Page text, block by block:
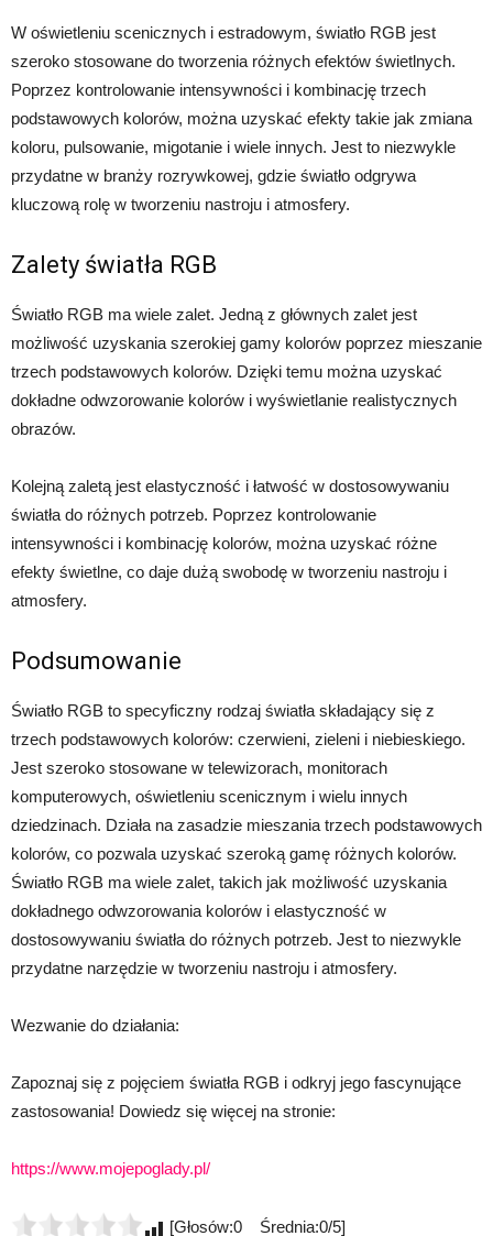
W oświetleniu scenicznych i estradowym, światło RGB jest
szeroko stosowane do tworzenia różnych efektów świetlnych.
Poprzez kontrolowanie intensywności i kombinację trzech
podstawowych kolorów, można uzyskać efekty takie jak zmiana
koloru, pulsowanie, migotanie i wiele innych. Jest to niezwykle
przydatne w branży rozrywkowej, gdzie światło odgrywa
kluczową rolę w tworzeniu nastroju i atmosfery.
Zalety światła RGB
Światło RGB ma wiele zalet. Jedną z głównych zalet jest
możliwość uzyskania szerokiej gamy kolorów poprzez mieszanie
trzech podstawowych kolorów. Dzięki temu można uzyskać
dokładne odwzorowanie kolorów i wyświetlanie realistycznych
obrazów.
Kolejną zaletą jest elastyczność i łatwość w dostosowywaniu
światła do różnych potrzeb. Poprzez kontrolowanie
intensywności i kombinację kolorów, można uzyskać różne
efekty świetlne, co daje dużą swobodę w tworzeniu nastroju i
atmosfery.
Podsumowanie
Światło RGB to specyficzny rodzaj światła składający się z
trzech podstawowych kolorów: czerwieni, zieleni i niebieskiego.
Jest szeroko stosowane w telewizorach, monitorach
komputerowych, oświetleniu scenicznym i wielu innych
dziedzinach. Działa na zasadzie mieszania trzech podstawowych
kolorów, co pozwala uzyskać szeroką gamę różnych kolorów.
Światło RGB ma wiele zalet, takich jak możliwość uzyskania
dokładnego odwzorowania kolorów i elastyczność w
dostosowywaniu światła do różnych potrzeb. Jest to niezwykle
przydatne narzędzie w tworzeniu nastroju i atmosfery.
Wezwanie do działania:
Zapoznaj się z pojęciem światła RGB i odkryj jego fascynujące
zastosowania! Dowiedz się więcej na stronie:
https://www.mojepoglady.pl/
[Głosów:0 Średnia:0/5]